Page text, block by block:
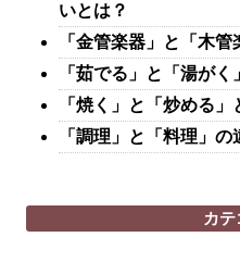
いとは？
「金管楽器」と「木
「茹でる」と「湯が
「焼く」と「炒める
「調理」と「料理」の
カ